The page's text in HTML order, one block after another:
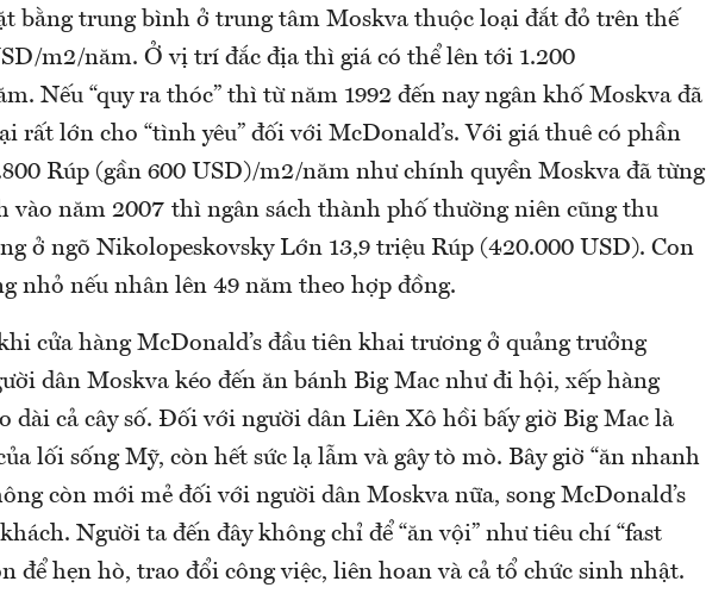
bằng trung bình ở trung tâm Moskva thuộc loại đắt đỏ trên thế
m2/năm. Ở vị trí đắc địa thì giá có thể lên tới 1.200
Nếu “quy ra thóc” thì từ năm 1992 đến nay ngân khố Moskva đã
rất lớn cho “tình yêu” đối với McDonald’s. Với giá thuê có phần
Rúp (gần 600 USD)/m2/năm như chính quyền Moskva đã từng
vào năm 2007 thì ngân sách thành phố thường niên cũng thu
ở ngõ Nikolopeskovsky Lớn 13,9 triệu Rúp (420.000 USD). Con
nhỏ nếu nhân lên 49 năm theo hợp đồng.
cửa hàng McDonald’s đầu tiên khai trương ở quảng trưởng
dân Moskva kéo đến ăn bánh Big Mac như đi hội, xếp hàng
dài cả cây số. Đối với người dân Liên Xô hồi bấy giờ Big Mac là
lối sống Mỹ, còn hết sức lạ lẫm và gây tò mò. Bây giờ “ăn nhanh
còn mới mẻ đối với người dân Moskva nữa, song McDonald’s
Người ta đến đây không chỉ để “ăn vội” như tiêu chí “fast
để hẹn hò, trao đổi công việc, liên hoan và cả tổ chức sinh nhật.